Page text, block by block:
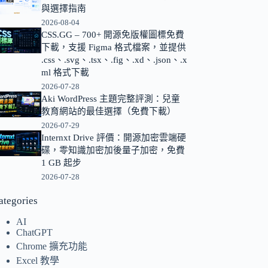
與選擇指南
2026-08-04
CSS.GG – 700+ 開源免版權圖標免費
下載，支援 Figma 格式檔案，並提供
.css、.svg、.tsx、.fig、.xd、.json、.x
ml 格式下載
2026-07-28
Aki WordPress 主題完整評測：兒童
教育網站的最佳選擇（免費下載）
2026-07-29
Internxt Drive 評價：開源加密雲端硬
碟，零知識加密加後量子加密，免費
1 GB 起步
2026-07-28
AI
ChatGPT
Chrome 擴充功能
Excel 教學